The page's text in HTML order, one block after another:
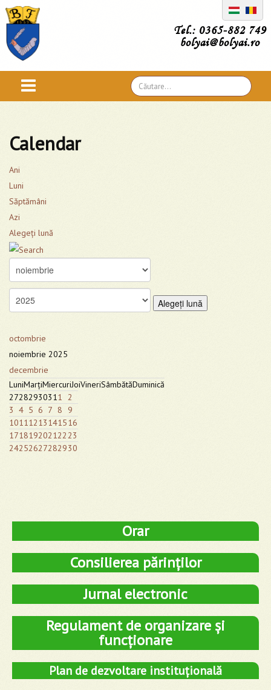
Tel.: 0365-882 749
bolyai@bolyai.ro
Căutare
...
Calendar
Ani
Luni
Săptămâni
Azi
Alegeţi lună
Alegeţi lună
octombrie
noiembrie 2025
decembrie
LuniMarţiMiercuriJoiVineriSâmbătăDuminică
2728293031 1
2
3 4 5 6 7 8
9
1011 1213141516
1718192021 22 23
24252627282930
Orar
Consilierea părinților
Jurnal electronic
Regulament de organizare și
funcționare
Plan de dezvoltare instituțională